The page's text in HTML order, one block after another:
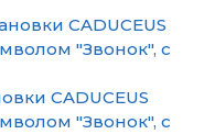
CADUCEUS
"Звонок", с